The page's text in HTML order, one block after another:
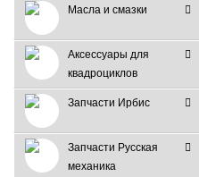
Масла и смазки
Аксессуары для
квадроциклов
Запчасти Ирбис
Запчасти Русская
механика